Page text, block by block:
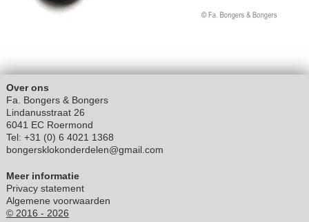
Over ons
Fa. Bongers & Bongers
Lindanusstraat 26
6041 EC Roermond
Tel: +31 (0) 6 4021 1368
bongersklokonderdelen@gmail.com
Meer informatie
Privacy statement
Algemene voorwaarden
© 2016 - 2026